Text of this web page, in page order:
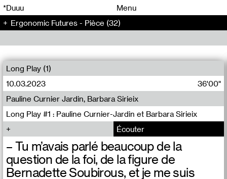
*Duuu
Menu
Ergonomic Futures - Pièce (32)
Long Play (1)
10.03.2023
36'00"
Long Play #1 : Pauline Curnier-Jardin et Barbara Sirieix
Pauline Curnier Jardin, Barbara Sirieix
Écouter
– Tu m’avais parlé beaucoup de la
question de la foi, de la figure de
Bernadette Soubirous, et je me suis
00 00
00 00